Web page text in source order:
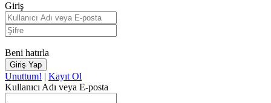
Giriş
Beni hatırla
Unuttum! | Kayıt Ol
Kullanıcı Adı veya E-posta